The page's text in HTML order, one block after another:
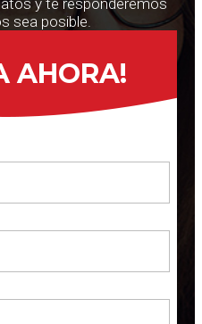
y te responderemos
sea posible.
AHORA!